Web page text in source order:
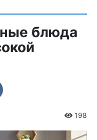
блюда
198